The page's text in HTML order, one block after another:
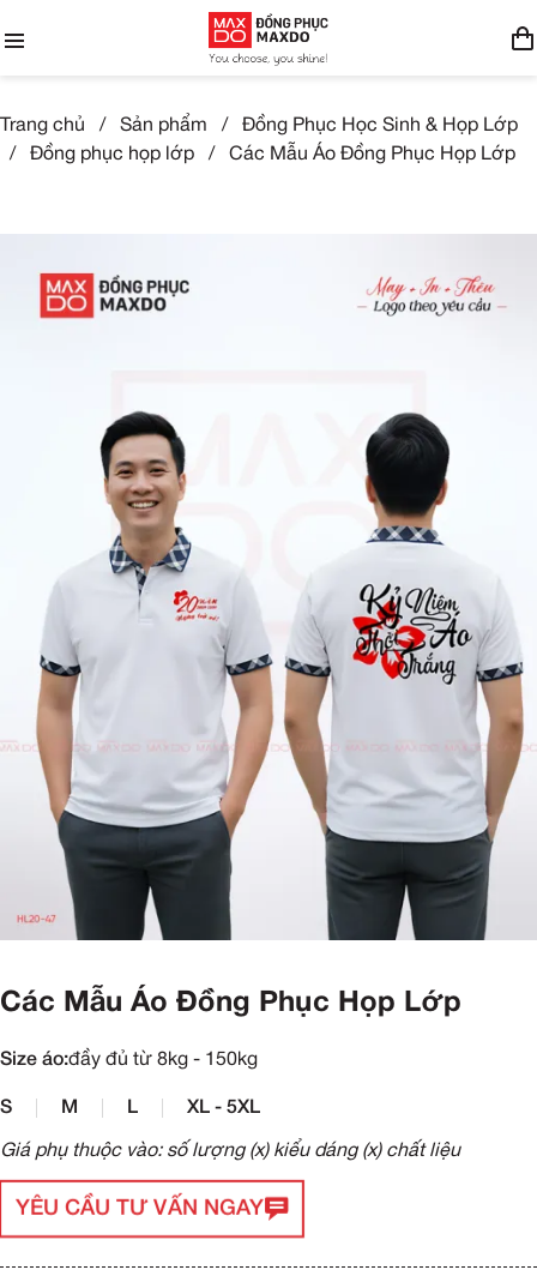
Trang chủ / Sản phẩm /
Đồng Phục Học Sinh & Họp Lớp
/
Đồng phục họp lớp / Các Mẫu Áo Đồng Phục Họp Lớp
Các Mẫu Áo Đồng Phục Họp Lớp
Size áo:đầy đủ từ 8kg - 150kg
S M L XL - 5XL
Giá phụ thuộc vào: số lượng (x) kiểu dáng (x) chất liệu
YÊU CẦU TƯ VẤN NGAY